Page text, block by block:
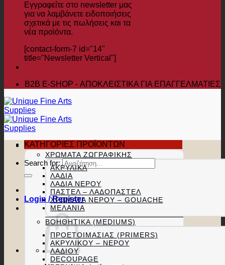
Εγγραφείτε στο newsletter μας
για να λαμβάνετε ειδοποιήσεις
σχετικά με τις πωλήσεις και τα
νέα προϊόντα.
[contact-form-7 id="14"
title="Newsletter Vertical"]
B2B Ε-SHOP - ΑΠΟΚΛΕΙΣΤΙΚΑ ΓΙΑ ΕΠΑΓΓΕΛΜΑΤΙΕΣ
Search for:
Login / Register
ΚΑΤΗΓΟΡΙΕΣ ΠΡΟΪΟΝΤΩΝ
ΧΡΏΜΑΤΑ ΖΩΓΡΑΦΙΚΉΣ
ΑΚΡΥΛΙΚΆ
ΛΆΔΙΑ
ΛΆΔΙΑ ΝΕΡΟΎ
ΠΑΣΤΕΛ – ΛΑΔΟΠΑΣΤΕΛ
ΧΡΏΜΑΤΑ ΝΕΡΟΎ – GOUACHE
ΜΕΛΆΝΙΑ
ΒΟΗΘΗΤΙΚΆ (MEDIUMS)
ΠΡΟΕΤΟΙΜΑΣΊΑΣ (PRIMERS)
ΑΚΡΥΛΙΚΟΎ – ΝΕΡΟΎ
ΛΑΔΙΟΎ
DECOUPAGE